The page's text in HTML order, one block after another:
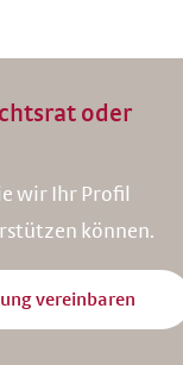
oder
wir Ihr Profil
können.
vereinbaren